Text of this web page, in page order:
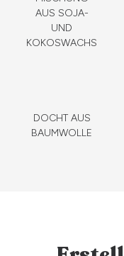
AUS SOJA-
UND
KOKOSWACHS
DOCHT AUS
BAUMWOLLE